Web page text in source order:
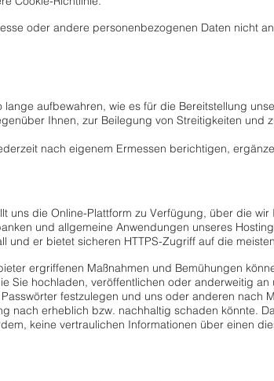
oder andere personenbezogenen Daten nicht
aufbewahren, wie es für die Bereitstellung
Ihnen, zur Beilegung von Streitigkeiten und
nach eigenem Ermessen berichtigen,
uns die Online-Plattform zu Verfügung, über die
und allgemeine Anwendungen unseres
und er bietet sicheren HTTPS-Zugriff auf die
ergriffenen Maßnahmen und Bemühungen
Sie hochladen, veröffentlichen oder anderweitig
festzulegen und uns oder anderen nach
nach erheblich bzw. nachhaltig schaden könnte.
keine vertraulichen Informationen über einen